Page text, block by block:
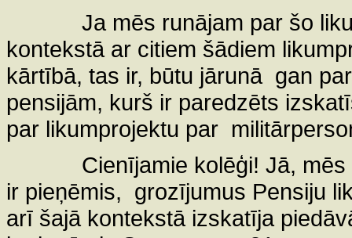
Ja mēs runājam par šo
kontekstā ar citiem šādiem
kārtībā, tas ir, būtu jārunā gan
pensijām, kurš ir paredzēts
par likumprojektu par
Cienījamie kolēģi! Jā,
ir pieņēmis, grozījumus Pensiju
arī šajā kontekstā izskatīja